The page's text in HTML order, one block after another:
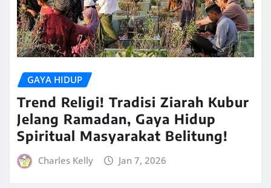
GAYA HIDUP
Trend Religi! Tradisi Ziarah Kubur
Jelang Ramadan, Gaya Hidup
Spiritual Masyarakat Belitung!
Charles Kelly Jan 7, 2026